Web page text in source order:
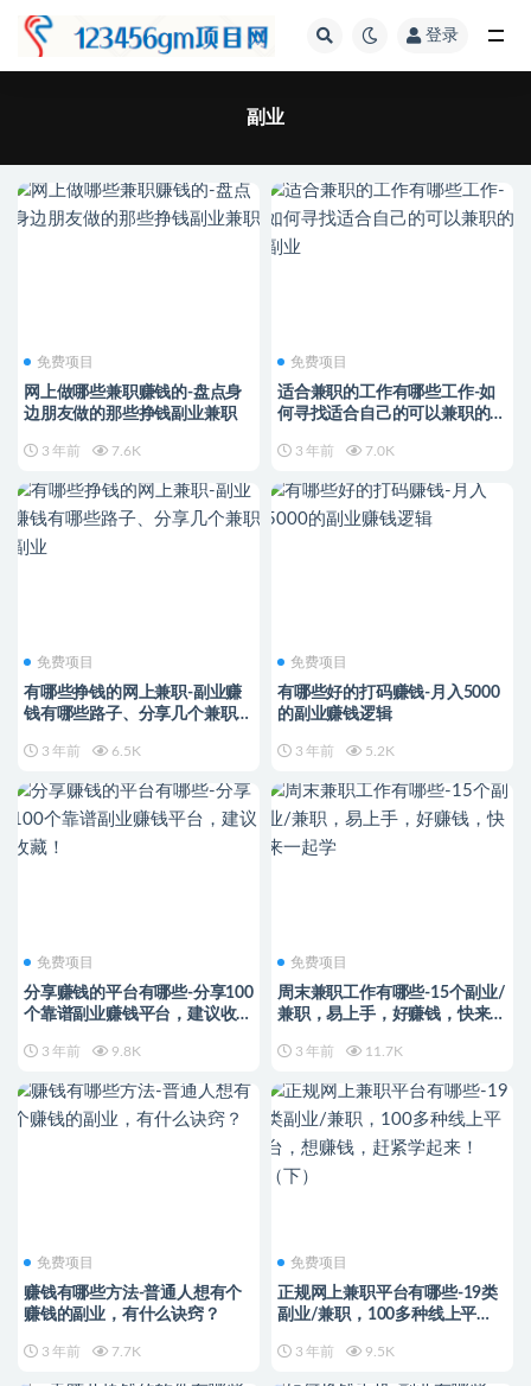
登录
副业
免费项目
网上做哪些兼职赚钱的-盘点身
边朋友做的那些挣钱副业兼职
3 年前 7.6K
免费项目
适合兼职的工作有哪些工作-如
何寻找适合自己的可以兼职的副
3 年前 7.0K
免费项目
有哪些挣钱的网上兼职-副业赚
钱有哪些路子、分享几个兼职副
3 年前 6.5K
免费项目
有哪些好的打码赚钱-月入5000
的副业赚钱逻辑
3 年前 5.2K
免费项目
分享赚钱的平台有哪些-分享100
个靠谱副业赚钱平台，建议收
3 年前 9.8K
免费项目
周末兼职工作有哪些-15个副业/
兼职，易上手，好赚钱，快来一
3 年前 11.7K
免费项目
赚钱有哪些方法-普通人想有个
赚钱的副业，有什么诀窍？
3 年前 7.7K
免费项目
正规网上兼职平台有哪些-19类
副业/兼职，100多种线上平
（下）
3 年前 9.5K